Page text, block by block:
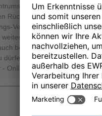
Lage so gut
Rückmeldungen zur
Verhältnis sehr. Dass Sie
weiterempfehlen würden,
bei Ihrem nächsten
dürfen. Mit besten Grüßen, Ihr
- Online Reputation Manager